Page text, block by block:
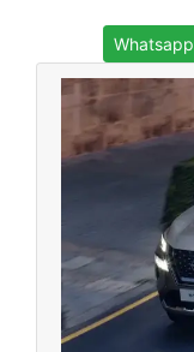
Whatsapp